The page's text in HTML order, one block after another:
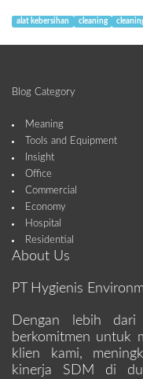
alat kebersihan cleaning
Blog Category
Meaning
Tools and Equipment
Insight
Office
Commercial
Economy
Hospital
Residential
About Us
PT Hygienis
Dengan lebih
berkomitmen untuk
klien kami,
kinerja SDM di